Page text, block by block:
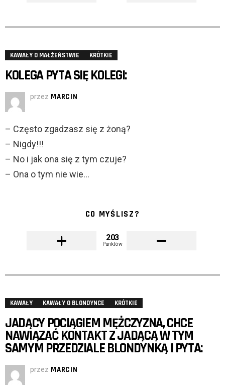
KAWAŁY O MAŁŻEŃSTWIE KRÓTKIE
KOLEGA PYTA SIĘ KOLEGI:
przez MARCIN
– Często zgadzasz się z żoną?
– Nigdy!!!
– No i jak ona się z tym czuje?
– Ona o tym nie wie…
CO MYŚLISZ?
203
Punktów
KAWAŁY KAWAŁY O BLONDYNCE KRÓTKIE
JADĄCY POCIĄGIEM MĘŻCZYZNA, CHCE
NAWIĄZAĆ KONTAKT Z JADĄCĄ W TYM
SAMYM PRZEDZIALE BLONDYNKĄ I PYTA:
przez MARCIN